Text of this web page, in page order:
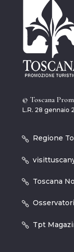
© Toscana
L.R. 28 gennaio
Regione
Toscana
Tpt